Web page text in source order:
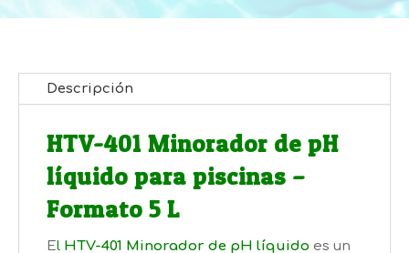
L
cantidad
Descripción
HTV-401 Minorador de pH
líquido para piscinas –
Formato 5 L
El HTV-401 Minorador de pH líquido es un